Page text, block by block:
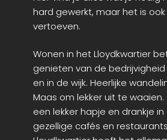
hard gewerkt, maar het is ook
vertoeven.
Wonen in het Lloydkwartier
genieten van de
en in de wijk. Heerlijke
Maas om lekker uit te
een lekker hapje en drankje
gezellige cafés en